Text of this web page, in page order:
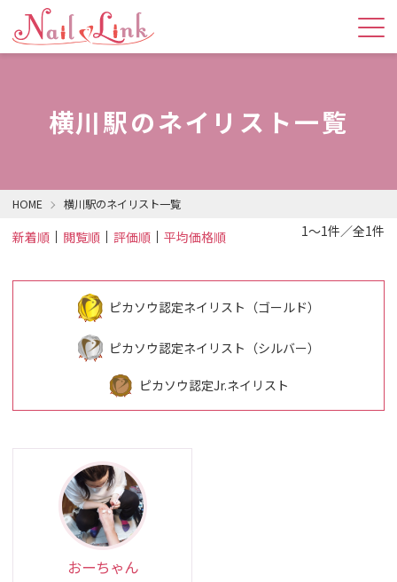
横川駅のネイリスト一覧
HOME 横川駅のネイリスト一覧
新着順 閲覧順 評価順 平均価格順 1～1件／全1件
ピカソウ認定ネイリスト（ゴールド）
ピカソウ認定ネイリスト（シルバー）
ピカソウ認定Jr.ネイリスト
おーちゃん